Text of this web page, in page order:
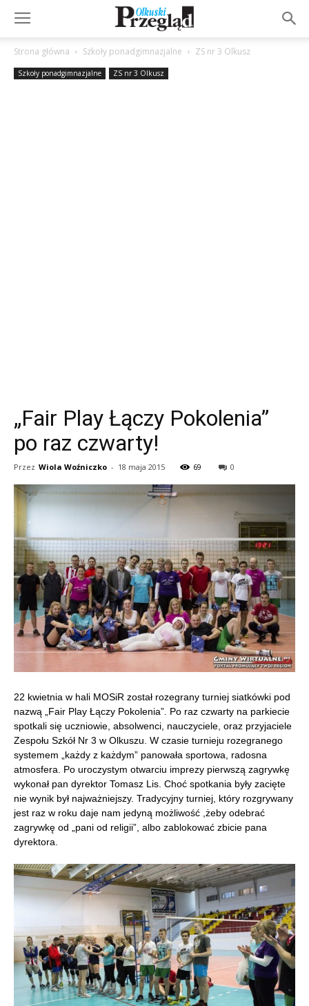
Strona główna Szkoły ponadgimnazjalne ZS nr 3 Olkusz
Szkoły ponadgimnazjalne ZS nr 3 Olkusz
„Fair Play Łączy Pokolenia”
po raz czwarty!
Przez Wiola Woźniczko - 18 maja 2015 69 0
22 kwietnia w hali MOSiR został rozegrany turniej siatkówki pod
nazwą „Fair Play Łączy Pokolenia”. Po raz czwarty na parkiecie
spotkali się uczniowie, absolwenci, nauczyciele, oraz przyjaciele
Zespołu Szkół Nr 3 w Olkuszu. W czasie turnieju rozegranego
systemem „każdy z każdym” panowała sportowa, radosna
atmosfera. Po uroczystym otwarciu imprezy pierwszą zagrywkę
wykonał pan dyrektor Tomasz Lis. Choć spotkania były zacięte
nie wynik był najważniejszy. Tradycyjny turniej, który rozgrywany
jest raz w roku daje nam jedyną możliwość ,żeby odebrać
zagrywkę od „pani od religii”, albo zablokować zbicie pana
dyrektora.